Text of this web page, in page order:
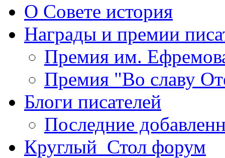
О Совете история
Награды и премии
Премия им.
Премия "Во славу
Блоги писателей
Последние
Круглый_Стол форум